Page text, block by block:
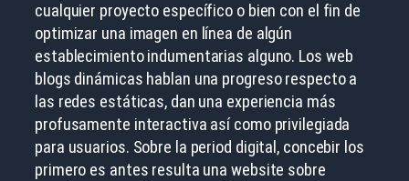
cualquier proyecto específico o bien con el fin de
optimizar una imagen en línea de algún
establecimiento indumentarias alguno. Los web
blogs dinámicas hablan una progreso respecto a
las redes estáticas, dan una experiencia más
profusamente interactiva así­ como privilegiada
para usuarios. Sobre la period digital, concebir los
primero es antes resulta una website sobre